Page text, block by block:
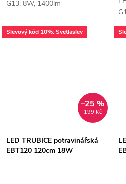
G13, 8W, 1400lm
Slevový kód 10%: Svetlaslev
199 Kč
–25 %
LED TRUBICE potravinářská
EBT120 120cm 18W